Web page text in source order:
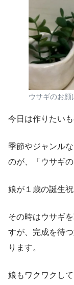
ウサギのお顔
今日は作りたい
季節やジャンル
のが、「ウサギ
娘が１歳の誕生
その時はウサギ
すが、完成を待
ります。
娘もワクワクし